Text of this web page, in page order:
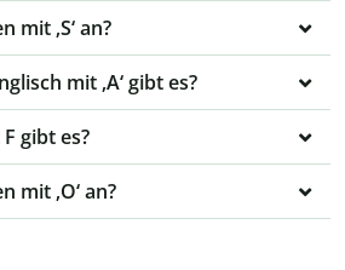
mit ‚S‘ an?
mit ‚A‘ gibt es?
gibt es?
mit ‚O‘ an?